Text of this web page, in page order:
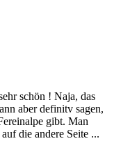
schön ! Naja, das
aber definitv sagen,
gibt. Man
die andere Seite ...